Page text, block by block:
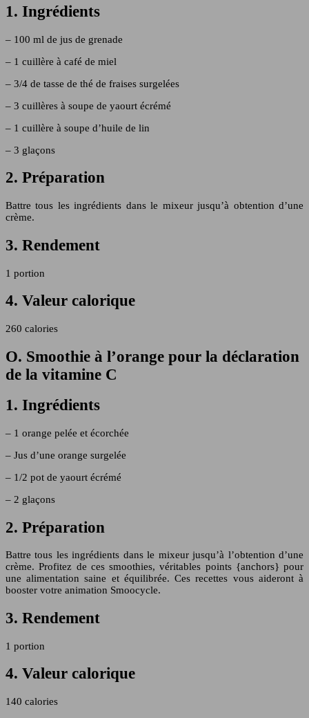
1. Ingrédients
– 100 ml de jus de grenade
– 1 cuillère à café de miel
– 3/4 de tasse de thé de fraises surgelées
– 3 cuillères à soupe de yaourt écrémé
– 1 cuillère à soupe d’huile de lin
– 3 glaçons
2. Préparation
Battre tous les ingrédients dans le mixeur jusqu’à obtention d’une
crème.
3. Rendement
1 portion
4. Valeur calorique
260 calories
O. Smoothie à l’orange pour la déclaration
de la vitamine C
1. Ingrédients
– 1 orange pelée et écorchée
– Jus d’une orange surgelée
– 1/2 pot de yaourt écrémé
– 2 glaçons
2. Préparation
Battre tous les ingrédients dans le mixeur jusqu’à l’obtention d’une
crème. Profitez de ces smoothies, véritables points {anchors} pour
une alimentation saine et équilibrée. Ces recettes vous aideront à
booster votre animation Smoocycle.
3. Rendement
1 portion
4. Valeur calorique
140 calories